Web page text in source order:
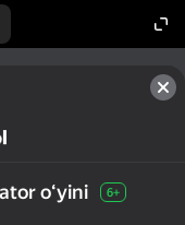
oʻyini 6+